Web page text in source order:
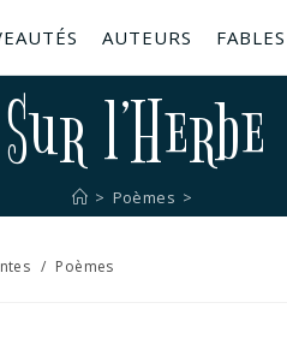
AUTEURS FABLES
Sur l’Herbe
> Poèmes >
/ Poèmes